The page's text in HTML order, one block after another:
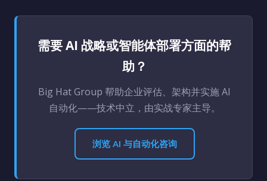
需要 AI 战略或智能体部署方面的帮
助？
Big Hat Group 帮助企业评估、架构并实施 AI
自动化——技术中立，由实战专家主导。
浏览 AI 与自动化咨询